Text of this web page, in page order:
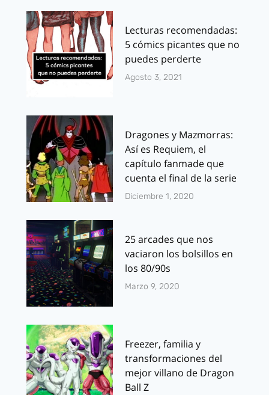
Lecturas recomendadas:
5 cómics picantes que no
puedes perderte
Agosto 3, 2021
Dragones y Mazmorras:
Así es Requiem, el
capítulo fanmade que
cuenta el final de la serie
Diciembre 1, 2020
25 arcades que nos
vaciaron los bolsillos en
los 80/90s
Marzo 9, 2020
Freezer, familia y
transformaciones del
mejor villano de Dragon
Ball Z